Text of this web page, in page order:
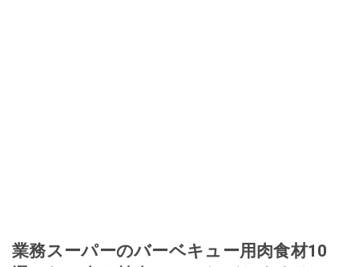
業務スーパーのバーベキュー用肉食材10